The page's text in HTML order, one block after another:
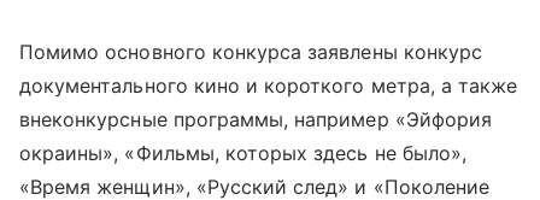
Помимо основного конкурса заявлены конкурс
документального кино и короткого метра, а также
внеконкурсные программы, например «Эйфория
окраины», «Фильмы, которых здесь не было»,
«Время женщин», «Русский след» и «Поколение